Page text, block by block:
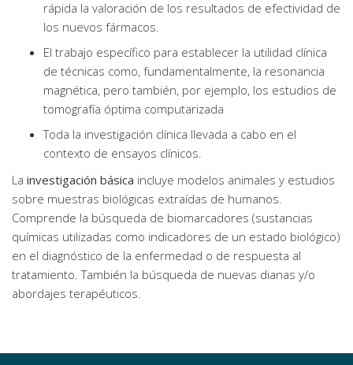
rápida la valoración de los resultados de efectividad de
los nuevos fármacos.
El trabajo específico para establecer la utilidad clínica
de técnicas como, fundamentalmente, la resonancia
magnética, pero también, por ejemplo, los estudios de
tomografía óptima computarizada
Toda la investigación clínica llevada a cabo en el
contexto de ensayos clínicos.
La investigación básica incluye modelos animales y estudios
sobre muestras biológicas extraídas de humanos.
Comprende la búsqueda de biomarcadores (sustancias
químicas utilizadas como indicadores de un estado biológico)
en el diagnóstico de la enfermedad o de respuesta al
tratamiento. También la búsqueda de nuevas dianas y/o
abordajes terapéuticos.